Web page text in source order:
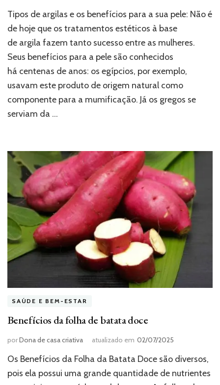
Tipos de argilas e os benefícios para a sua pele: Não é
de hoje que os tratamentos estéticos à base
de argila fazem tanto sucesso entre as mulheres.
Seus benefícios para a pele são conhecidos
há centenas de anos: os egípcios, por exemplo,
usavam este produto de origem natural como
componente para a mumificação. Já os gregos se
serviam da …
SAÚDE E BEM-ESTAR
Benefícios da folha de batata doce
porDona de casa criativa atualizado em 02/07/2025
Os Benefícios da Folha da Batata Doce são diversos,
pois ela possui uma grande quantidade de nutrientes